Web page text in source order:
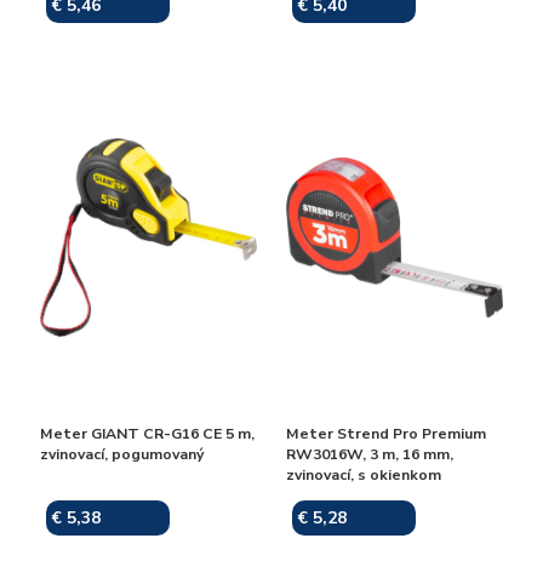
€ 5,46 € 5,40
Meter GIANT CR-G16 CE 5 m,
zvinovací, pogumovaný
€ 5,38
Meter Strend Pro Premium
RW3016W, 3 m, 16 mm,
zvinovací, s okienkom
€ 5,28